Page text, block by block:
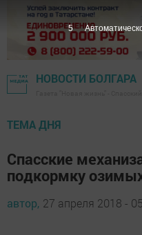
НОВОСТИ БОЛГАРА
ТЕМА ДНЯ
Спасские
подкормку
автор, 27 апреля 2018 -
4